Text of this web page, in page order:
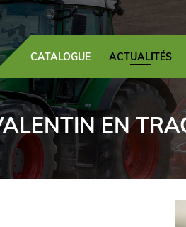
CATALOGUE ACTUALITÉS
EN